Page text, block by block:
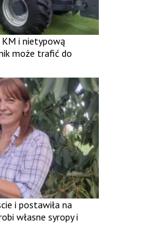
i nietypową
może trafić do
i postawiła na
własne syropy i